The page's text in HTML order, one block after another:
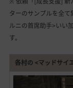
ターのサンプルを全
ルニの首席助手>いい
す。
各村の <マッドサイ